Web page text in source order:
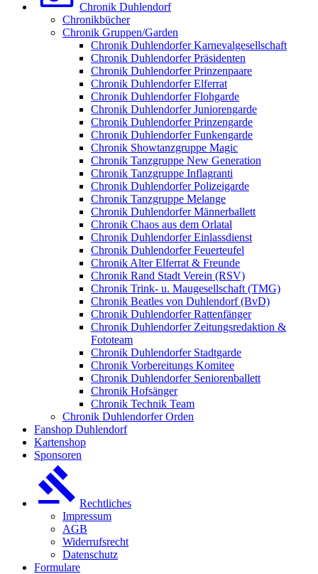
Chronik Duhlendorf
Chronikbücher
Chronik Gruppen/Garden
Chronik Duhlendorfer Karnevalgesellschaft
Chronik Duhlendorfer Präsidenten
Chronik Duhlendorfer Prinzenpaare
Chronik Duhlendorfer Elferrat
Chronik Duhlendorfer Flohgarde
Chronik Duhlendorfer Juniorengarde
Chronik Duhlendorfer Prinzengarde
Chronik Duhlendorfer Funkengarde
Chronik Showtanzgruppe Magic
Chronik Tanzgruppe New Generation
Chronik Tanzgruppe Inflagranti
Chronik Duhlendorfer Polizeigarde
Chronik Tanzgruppe Melange
Chronik Duhlendorfer Männerballett
Chronik Chaos aus dem Orlatal
Chronik Duhlendorfer Einlassdienst
Chronik Duhlendorfer Feuerteufel
Chronik Alter Elferrat & Freunde
Chronik Rand Stadt Verein (RSV)
Chronik Trink- u. Maugesellschaft (TMG)
Chronik Beatles von Duhlendorf (BvD)
Chronik Duhlendorfer Rattenfänger
Chronik Duhlendorfer Zeitungsredaktion &
Fototeam
Chronik Duhlendorfer Stadtgarde
Chronik Vorbereitungs Komitee
Chronik Duhlendorfer Seniorenballett
Chronik Hofsänger
Chronik Technik Team
Chronik Duhlendorfer Orden
Fanshop Duhlendorf
Kartenshop
Sponsoren
Rechtliches
Impressum
AGB
Widerrufsrecht
Datenschutz
Formulare